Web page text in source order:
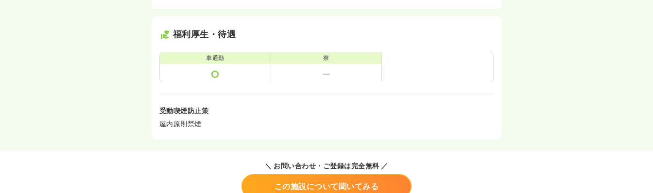
福利厚生・待遇
車通勤 寮
受動喫煙防止策
屋内原則禁煙
＼ お問い合わせ・ご登録は完全無料 ／
この施設について聞いてみる